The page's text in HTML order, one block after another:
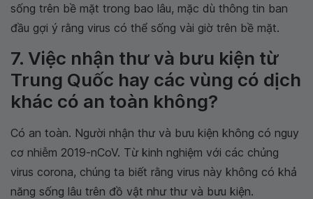
sống trên bề mặt trong bao lâu, mặc dù thông tin ban
đầu gợi ý rằng virus có thể sống vài giờ trên bề mặt.
7. Việc nhận thư và bưu kiện từ
Trung Quốc hay các vùng có dịch
khác có an toàn không?
Có an toàn. Người nhận thư và bưu kiện không có nguy
cơ nhiễm 2019-nCoV. Từ kinh nghiệm với các chủng
virus corona, chúng ta biết rằng virus này không có khả
năng sống lâu trên đồ vật như thư và bưu kiện.